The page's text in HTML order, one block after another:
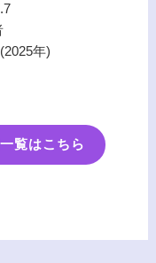
年)
覧はこちら